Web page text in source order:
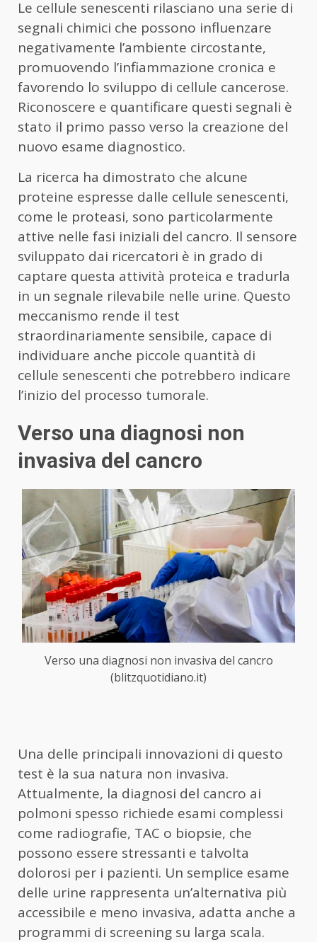
Le cellule senescenti rilasciano una serie di
segnali chimici che possono influenzare
negativamente l’ambiente circostante,
promuovendo l’infiammazione cronica e
favorendo lo sviluppo di cellule cancerose.
Riconoscere e quantificare questi segnali è
stato il primo passo verso la creazione del
nuovo esame diagnostico.
La ricerca ha dimostrato che alcune
proteine espresse dalle cellule senescenti,
come le proteasi, sono particolarmente
attive nelle fasi iniziali del cancro. Il sensore
sviluppato dai ricercatori è in grado di
captare questa attività proteica e tradurla
in un segnale rilevabile nelle urine. Questo
meccanismo rende il test
straordinariamente sensibile, capace di
individuare anche piccole quantità di
cellule senescenti che potrebbero indicare
l’inizio del processo tumorale.
Verso una diagnosi non
invasiva del cancro
Verso una diagnosi non invasiva del cancro
(blitzquotidiano.it)
Una delle principali innovazioni di questo
test è la sua natura non invasiva.
Attualmente, la diagnosi del cancro ai
polmoni spesso richiede esami complessi
come radiografie, TAC o biopsie, che
possono essere stressanti e talvolta
dolorosi per i pazienti. Un semplice esame
delle urine rappresenta un’alternativa più
accessibile e meno invasiva, adatta anche a
programmi di screening su larga scala.